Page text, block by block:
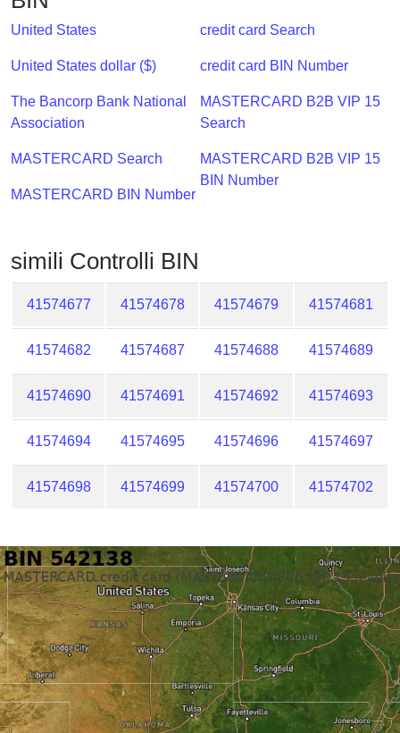
/
Validator
United States
United States dollar ($)
The Bancorp Bank National
Association
MASTERCARD Search
MASTERCARD BIN Number
credit card Search
credit card BIN Number
MASTERCARD B2B VIP 15
Search
MASTERCARD B2B VIP 15
BIN Number
simili Controlli BIN
41574677 41574678 41574679 41574681
41574682 41574687 41574688 41574689
41574690 41574691 41574692 41574693
41574694 41574695 41574696 41574697
41574698 41574699 41574700 41574702